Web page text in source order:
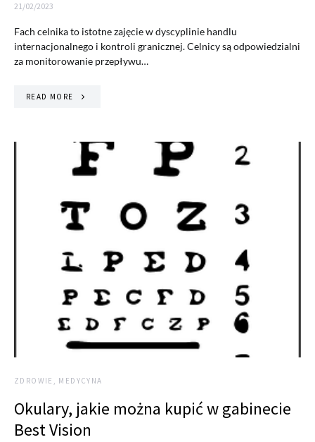
21/02/2023
Fach celnika to istotne zajęcie w dyscyplinie handlu
internacjonalnego i kontroli granicznej. Celnicy są odpowiedzialni
za monitorowanie przepływu…
READ MORE
ZDROWIE, MEDYCYNA
Okulary, jakie można kupić w gabinecie
Best Vision